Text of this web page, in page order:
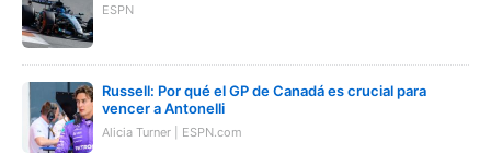
ESPN
Russell: Por qué el GP de Canadá es crucial para
vencer a Antonelli
Alicia Turner | ESPN.com